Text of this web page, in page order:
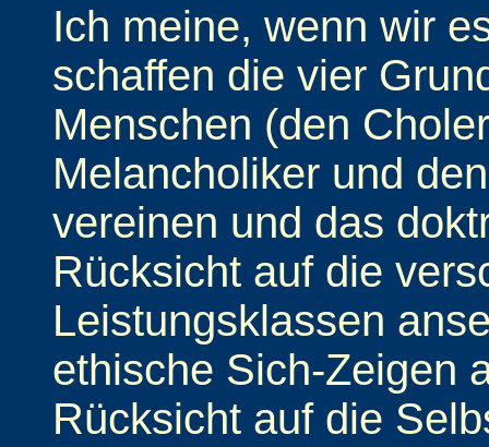
Ich meine, wenn wir
schaffen die vier
Menschen (den
Melancholiker und
vereinen und das
Rücksicht auf die
Leistungsklassen
ethische Sich-Zeigen
Rücksicht auf die